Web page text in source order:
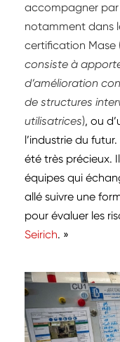
accompagner par
notamment dans
certification Mase
consiste à
d’amélioration
de structures
utilisatrices), ou
l’industrie du
été très précieux.
équipes qui
allé suivre une
pour évaluer les
Seirich. »